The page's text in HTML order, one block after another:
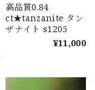
高品質0.84
ct★tanzanite タン
ザナイト s1205
¥11,000